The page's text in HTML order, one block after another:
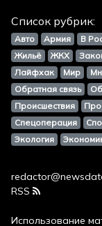
Список рубрик:
Авто Армия В
Жильё
ЖКХ
Лайфхак
Мир
Обратная связь
Происшествия
Спецоперация
Экология
RSS
Использование